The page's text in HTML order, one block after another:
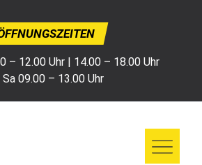
– 12.00 Uhr | 14.00 – 18.00 Uhr
Sa 09.00 – 13.00 Uhr